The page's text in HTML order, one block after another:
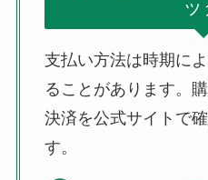
ッ
支払い方法は時期に
ることがあります。
決済を公式サイトで
す。